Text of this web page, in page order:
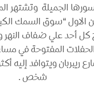
الجميلة وتشتهر
الاول “سوق السمك
أحد علي ضفاف النهر
المفتوحة في
ريبربان ويتوافد إليه
شخص .